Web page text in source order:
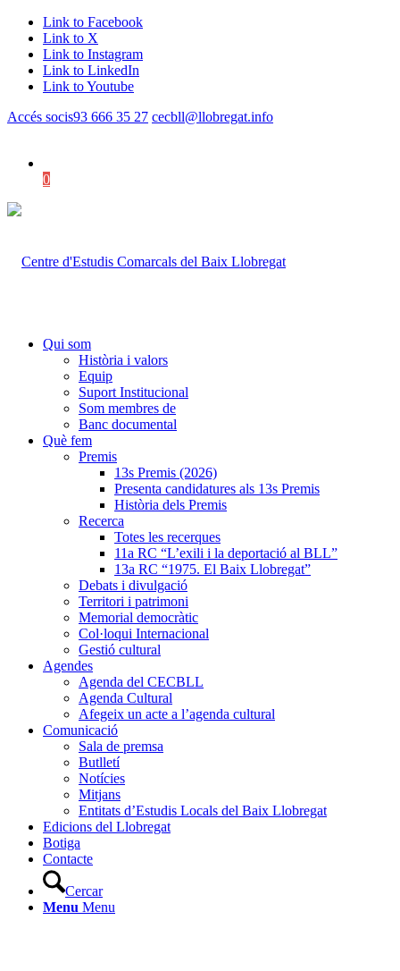
Link to Facebook
Link to X
Link to Instagram
Link to LinkedIn
Link to Youtube
Accés socis93 666 35 27 cecbll@llobregat.info
0
Qui som
Història i valors
Equip
Suport Institucional
Som membres de
Banc documental
Què fem
Premis
13s Premis (2026)
Presenta candidatures als 13s Premis
Història dels Premis
Recerca
Totes les recerques
11a RC “L’exili i la deportació al BLL”
13a RC “1975. El Baix Llobregat”
Debats i divulgació
Territori i patrimoni
Memorial democràtic
Col·loqui Internacional
Gestió cultural
Agendes
Agenda del CECBLL
Agenda Cultural
Afegeix un acte a l’agenda cultural
Comunicació
Sala de premsa
Butlletí
Notícies
Mitjans
Entitats d’Estudis Locals del Baix Llobregat
Edicions del Llobregat
Botiga
Contacte
Cercar
Menu Menu